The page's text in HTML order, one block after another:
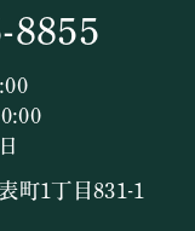
8855
町1丁目831-1